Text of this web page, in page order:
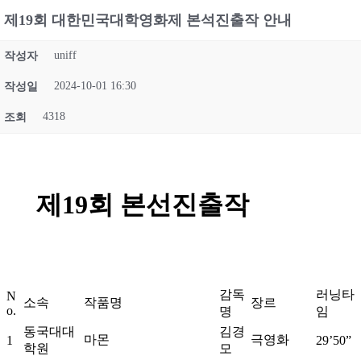
제19회 대한민국대학영화제 본석진출작 안내
작성자 uniff
작성일 2024-10-01 16:30
조회 4318
제19회 본선진출작
N
o.
소속 작품명
감독
명
장르
러닝타
임
1
동국대대
학원
마몬
김경
모
극영화 29’50”